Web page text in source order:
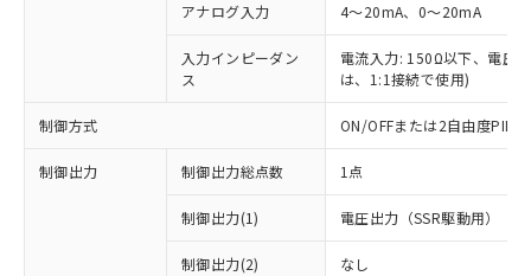
アナログ入力 4～20mA、0～20mA
入力インピーダン
ス
電流入力: 150Ω以下、電圧
は、1:1接続で使用)
制御方式 ON/OFFまたは2自由度PID
制御出力 制御出力総点数 1点
制御出力(1) 電圧出力（SSR駆動用）
制御出力(2) なし